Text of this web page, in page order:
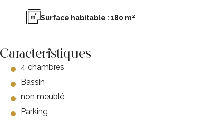
Surface habitable : 180 m²
Caracteristiques
4 chambres
Bassin
non meublé
Parking